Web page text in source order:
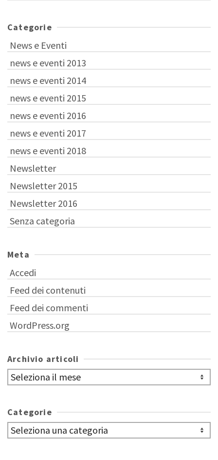
Categorie
News e Eventi
news e eventi 2013
news e eventi 2014
news e eventi 2015
news e eventi 2016
news e eventi 2017
news e eventi 2018
Newsletter
Newsletter 2015
Newsletter 2016
Senza categoria
Meta
Accedi
Feed dei contenuti
Feed dei commenti
WordPress.org
Archivio articoli
Archivio
articoli
Categorie
Categorie